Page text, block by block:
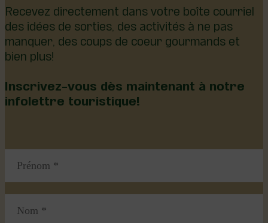
Recevez directement dans votre boîte courriel
des idées de sorties, des activités à ne pas
manquer, des coups de coeur gourmands et
bien plus!
Inscrivez-vous dès maintenant à notre
infolettre touristique!